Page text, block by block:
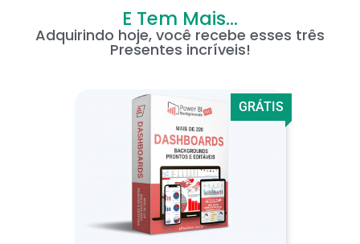
E Tem Mais...
Adquirindo hoje, você recebe esses três
Presentes incríveis!
GRÁTIS